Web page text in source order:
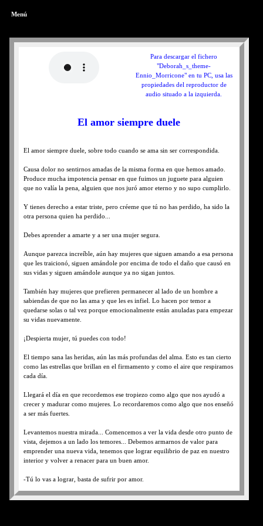
Menú
Para descargar el fichero
"Deborah_s_theme-
Ennio_Morricone" en tu PC, usa las
propiedades del reproductor de
audio situado a la izquierda.
El amor siempre duele
El amor siempre duele, sobre todo cuando se ama sin ser correspondida.
Causa dolor no sentirnos amadas de la misma forma en que hemos amado.
Produce mucha impotencia pensar en que fuimos un juguete para alguien
que no valía la pena, alguien que nos juró amor eterno y no supo cumplirlo.
Y tienes derecho a estar triste, pero créeme que tú no has perdido, ha sido la
otra persona quien ha perdido...
Debes aprender a amarte y a ser una mujer segura.
Aunque parezca increíble, aún hay mujeres que siguen amando a esa persona
que les traicionó, siguen amándole por encima de todo el daño que causó en
sus vidas y siguen amándole aunque ya no sigan juntos.
También hay mujeres que prefieren permanecer al lado de un hombre a
sabiendas de que no las ama y que les es infiel. Lo hacen por temor a
quedarse solas o tal vez porque emocionalmente están anuladas para empezar
su vidas nuevamente.
¡Despierta mujer, tú puedes con todo!
El tiempo sana las heridas, aún las más profundas del alma. Esto es tan cierto
como las estrellas que brillan en el firmamento y como el aire que respiramos
cada día.
Llegará el día en que recordemos ese tropiezo como algo que nos ayudó a
crecer y madurar como mujeres. Lo recordaremos como algo que nos enseñó
a ser más fuertes.
Levantemos nuestra mirada... Comencemos a ver la vida desde otro punto de
vista, dejemos a un lado los temores... Debemos armarnos de valor para
emprender una nueva vida, tenemos que lograr equilibrio de paz en nuestro
interior y volver a renacer para un buen amor.
-Tú lo vas a lograr, basta de sufrir por amor.
Ayer amaste, hoy sufres, pero te aseguro que el día de mañana verás las cosas